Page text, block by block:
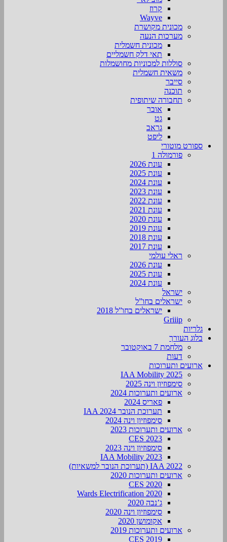
קרוז
Wayve
מכונית מקושרת
מערכות הנעה
מכונית חשמלית
תאי דלק חשמליים
סוללות למכוניות מחושמלות
משאית חשמלית
סייבר
תוכנה
תחבורה שיתופית
אובר
גט
גראב
ליפט
ספורט מוטורי
פורמולה 1
עונת 2026
עונת 2025
עונת 2024
עונת 2023
עונת 2022
עונת 2021
עונת 2020
עונת 2019
עונת 2018
עונת 2017
ראלי עולמי
עונת 2026
עונת 2025
עונת 2024
ישראל
ישראלים בחו”ל
ישראלים בחו”ל 2018
Griiip
גלריות
בלוג העורך
מלחמת 7 באוקטובר
דעות
ארועים ותערוכות
2025 IAA Mobility
סימפוזיון וינה 2025
ארועים ותערוכות 2024
פאריס 2024
תערוכת הנובר IAA 2024
סימפוזיון וינה 2024
ארועים ותערוכות 2023
CES 2023
סימפוזיון וינה 2023
IAA Mobility 2023
IAA 2022 (תערוכת הנובר למשאיות)
ארועים ותערוכות 2020
CES 2020
Wards Electrification 2020
ג’נבה 2020
סימפוזיון וינה 2020
אקומושן 2020
ארועים ותערוכות 2019
CES 2019